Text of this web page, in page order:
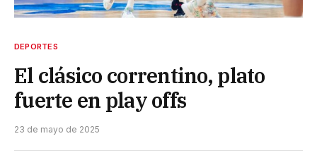
DEPORTES
El clásico correntino, plato
fuerte en play offs
23 de mayo de 2025